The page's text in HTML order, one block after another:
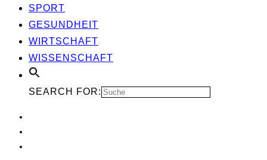
SPORT
GESUND­HEIT
WIRT­SCHAFT
WIS­SEN­SCHAFT
SEARCH FOR: